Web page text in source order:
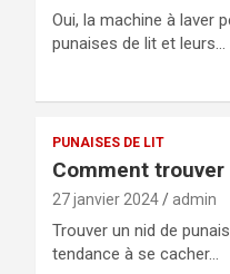
Oui, la machine à laver
punaises de lit et leurs…
PUNAISES DE LIT
Comment trouver
27 janvier 2024 admin
Trouver un nid de
tendance à se cacher…